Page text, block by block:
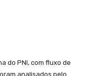
do PNI, com fluxo de
analisados pelo